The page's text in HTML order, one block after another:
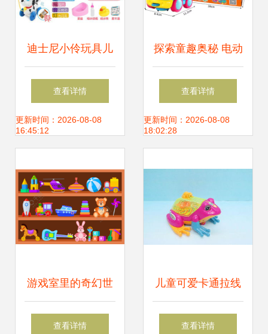
迪士尼小伶玩具儿
童化妆品套装 开启
公主梦的魔法盒
查看详情
更新时间：2026-08-08
16:45:12
探索童趣奥秘 电动
万向音乐车带来欢
乐无界限
查看详情
更新时间：2026-08-08
18:02:28
游戏室里的奇幻世
界 木架上的儿童玩
查看详情
儿童可爱卡通拉线
灯光青蛙玩具 赠品
查看详情